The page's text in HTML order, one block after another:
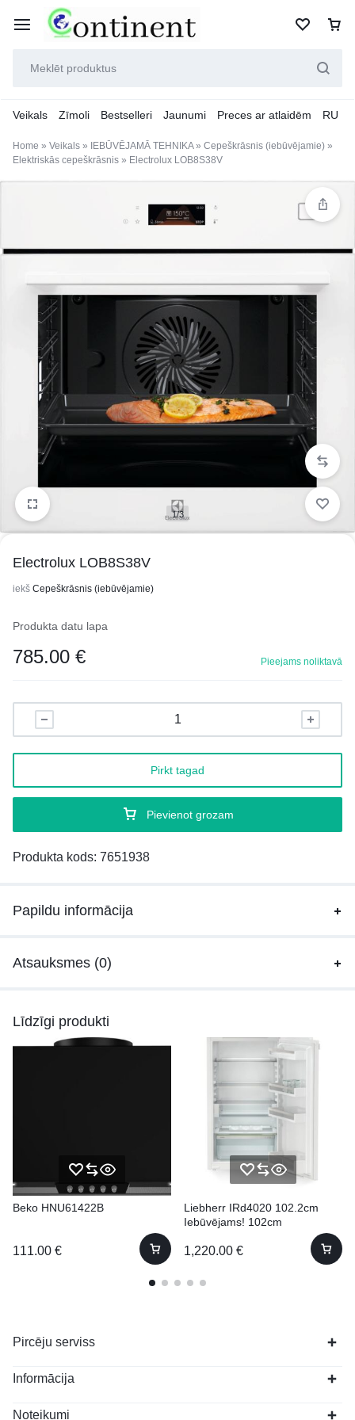
Veikals Zīmoli Bestselleri Jaunumi Preces ar atlaidēm RU
Home » Veikals » IEBŪVĒJAMĀ TEHNIKA» Cepeškrāsnis (iebūvējamie) »
Elektriskās cepeškrāsnis » Electrolux LOB8S38V
1/3
Electrolux LOB8S38V
iekš Cepeškrāsnis (iebūvējamie)
Produkta datu lapa
785.00 € Pieejams noliktavā
Pievienot grozam
Pirkt tagad
Produkta kods: 7651938
Papildu informācija
Atsauksmes (0)
Līdzīgi produkti
Beko HNU61422B
111.00 €
Liebherr IRd4020 102.2cm
Iebūvējams! 102cm
1,220.00 €
Pircēju serviss
Informācija
Noteikumi